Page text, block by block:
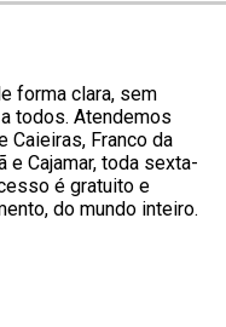
forma clara, sem
todos. Atendemos
Caieiras, Franco da
e Cajamar, toda sexta-
é gratuito e
do mundo inteiro.